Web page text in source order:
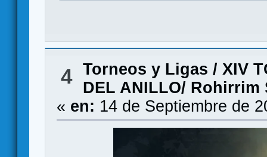
4 Torneos y Ligas / XIV
DEL ANILLO/ Rohirrim
« en: 14 de Septiembre de